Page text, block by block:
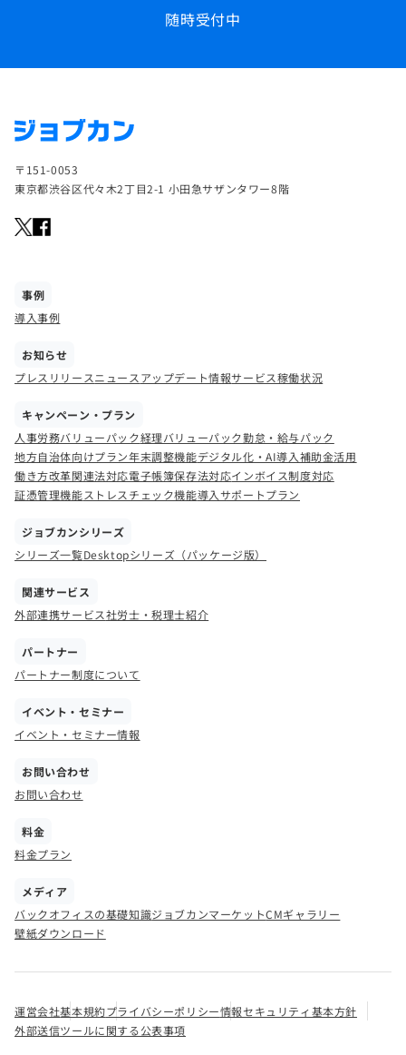
随時受付中
〒151-0053
東京都渋谷区代々木2丁目2-1 小田急サザンタワー8階
事例
導入事例
お知らせ
プレスリリースニュース アップデート情報サービス稼働状況
キャンペーン・プラン
人事労務バリューパック経理バリューパック勤怠・給与パック
地方自治体向けプラン年末調整機能デジタル化・AI導入補助金活用
働き方改革関連法対応電子帳簿保存法対応インボイス制度対応
証憑管理機能ストレスチェック機能導入サポートプラン
ジョブカンシリーズ
シリーズ一覧Desktopシリーズ（パッケージ版）
関連サービス
外部連携サービス社労士・税理士紹介
パートナー
パートナー制度について
イベント・セミナー
イベント・セミナー情報
お問い合わせ
お問い合わせ
料金
料金プラン
メディア
バックオフィスの基礎知識ジョブカンマーケットCMギャラリー
壁紙ダウンロード
運営会社基本規約プライバシーポリシー情報セキュリティ基本方針
外部送信ツールに関する公表事項